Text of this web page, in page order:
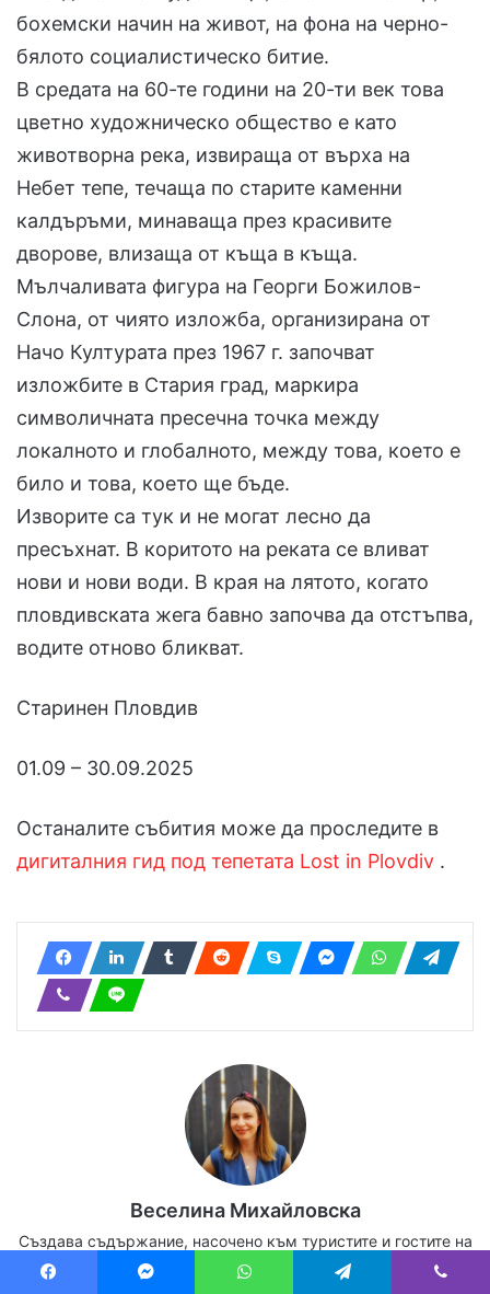
бохемски начин на живот, на фона на черно-
бялото социалистическо битие.
В средата на 60-те години на 20-ти век това
цветно художническо общество е като
животворна река, извираща от върха на
Небет тепе, течаща по старите каменни
калдъръми, минаваща през красивите
дворове, влизаща от къща в къща.
Мълчаливата фигура на Георги Божилов-
Слона, от чиято изложба, организирана от
Начо Културата през 1967 г. започват
изложбите в Стария град, маркира
символичната пресечна точка между
локалното и глобалното, между това, което е
било и това, което ще бъде.
Изворите са тук и не могат лесно да
пресъхнат. В коритото на реката се вливат
нови и нови води. В края на лятото, когато
пловдивската жега бавно започва да отстъпва,
водите отново бликват.
Старинен Пловдив
01.09 – 30.09.2025
Останалите събития може да проследите в
дигиталния гид под тепетата Lost in Plovdiv .
Веселина Михайловска
Създава съдържание, насочено към туристите и гостите на
Пловдив и…